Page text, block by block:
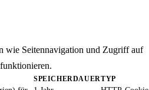
wie Seitennavigation und Zugriff auf
SPEICHERDAUERTYP